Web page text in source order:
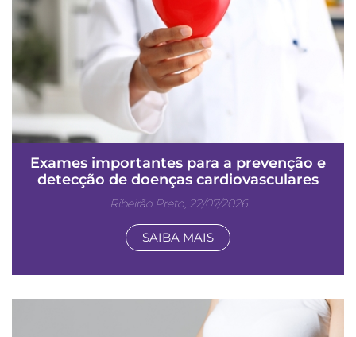
Exames importantes para a prevenção e
detecção de doenças cardiovasculares
Ribeirão Preto, 22/07/2026
SAIBA MAIS